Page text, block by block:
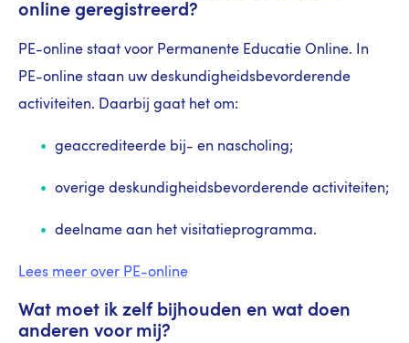
online geregistreerd?
PE-online staat voor Permanente Educatie Online. In
PE-online staan uw deskundigheidsbevorderende
activiteiten. Daarbij gaat het om:
geaccrediteerde bij- en nascholing;
overige deskundigheidsbevorderende activiteiten;
deelname aan het visitatieprogramma.
Lees meer over PE-online
Wat moet ik zelf bijhouden en wat doen
anderen voor mij?